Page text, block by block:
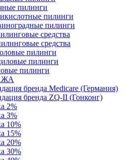
пилинги
пилинги
пилинги
средства
средства
пилинги
пилинги
пилинги
бренда Medicare (Германия)
бренда ZQ-II (Гонконг)
2%
3%
10%
15%
20%
30%